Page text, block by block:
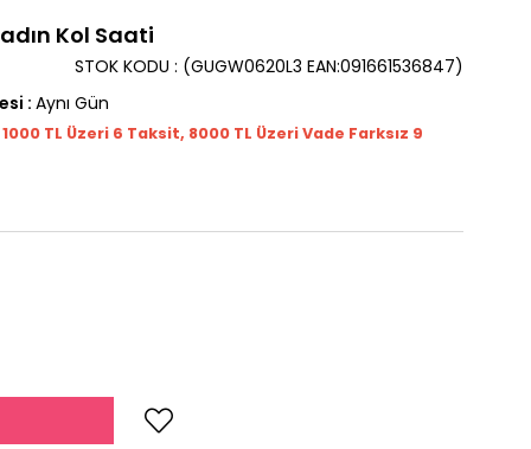
Kol Saati
(GUGW0620L3 EAN:091661536847)
STOK KODU
: Aynı Gün
TL Üzeri 6 Taksit, 8000 TL Üzeri Vade Farksız 9